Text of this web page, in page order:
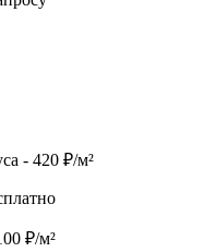
- 420 ₽/м²
₽/м²